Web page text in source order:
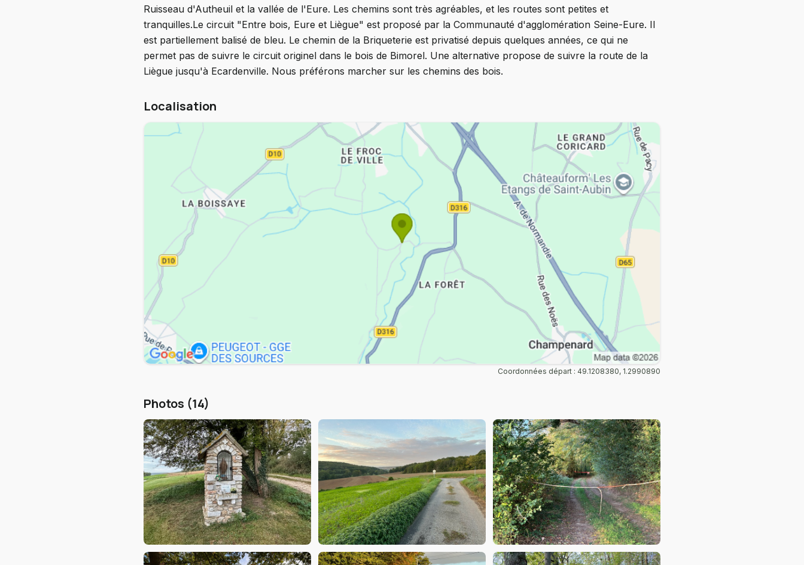
Ruisseau d'Autheuil et la vallée de l'Eure. Les chemins sont très agréables, et les routes sont petites et
tranquilles.Le circuit "Entre bois, Eure et Liègue" est proposé par la Communauté d'agglomération Seine-Eure. Il
est partiellement balisé de bleu. Le chemin de la Briqueterie est privatisé depuis quelques années, ce qui ne
permet pas de suivre le circuit originel dans le bois de Bimorel. Une alternative propose de suivre la route de la
Liègue jusqu'à Ecardenville. Nous préférons marcher sur les chemins des bois.
Localisation
Coordonnées départ : 49.1208380, 1.2990890
Photos (14)